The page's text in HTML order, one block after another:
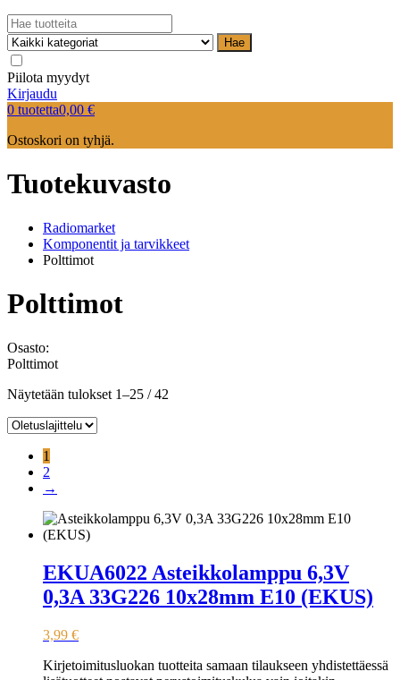
Hae
Piilota myydyt
Kirjaudu
0 tuotetta0,00 €
Ostoskori on tyhjä.
Tuotekuvasto
Radiomarket
Komponentit ja tarvikkeet
Polttimot
Polttimot
Osasto:
Polttimot
Näytetään tulokset 1–25 / 42
1
2
→
EKUA6022 Asteikkolamppu 6,3V
0,3A 33G226 10x28mm E10 (EKUS)
3,99 €
Kirjetoimitusluokan tuotteita samaan tilaukseen yhdistettäessä